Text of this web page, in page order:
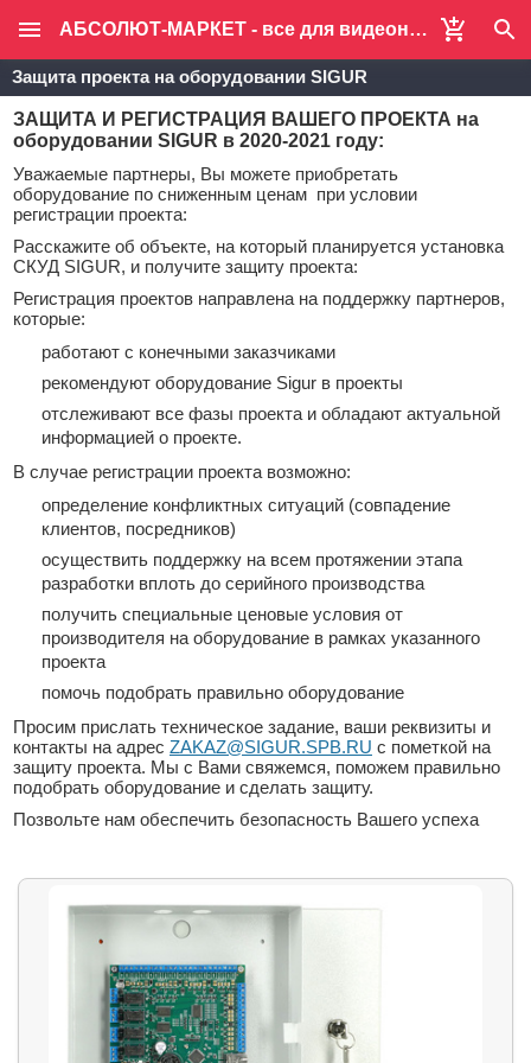
АБСОЛЮТ-МАРКЕТ - все для видеонаблюдения и систем безопасности
Защита проекта на оборудовании SIGUR
ЗАЩИТА И РЕГИСТРАЦИЯ ВАШЕГО ПРОЕКТА на
оборудовании SIGUR в 2020-2021 году:
Уважаемые партнеры, Вы можете приобретать
оборудование по сниженным ценам при условии
регистрации проекта:
Расскажите об объекте, на который планируется установка
СКУД SIGUR, и получите защиту проекта:
Регистрация проектов направлена на поддержку партнеров,
которые:
работают с конечными заказчиками
рекомендуют оборудование Sigur в проекты
отслеживают все фазы проекта и обладают актуальной
информацией о проекте.
В случае регистрации проекта возможно:
определение конфликтных ситуаций (совпадение
клиентов, посредников)
осуществить поддержку на всем протяжении этапа
разработки вплоть до серийного производства
получить специальные ценовые условия от
производителя на оборудование в рамках указанного
проекта
помочь подобрать правильно оборудование
Просим прислать техническое задание, ваши реквизиты и
контакты на адрес ZAKAZ@SIGUR.SPB.RU c пометкой на
защиту проекта. Мы с Вами свяжемся, поможем правильно
подобрать оборудование и сделать защиту.
Позвольте нам обеспечить безопасность Вашего успеха